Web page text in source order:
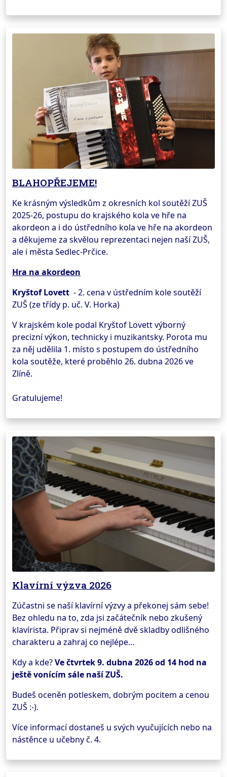
BLAHOPŘEJEME!
Ke krásným výsledkům z okresních kol soutěží ZUŠ
2025-26, postupu do krajského kola ve hře na
akordeon a i do ústředního kola ve hře na akordeon
a děkujeme za skvělou reprezentaci nejen naší ZUŠ,
ale i města Sedlec-Prčice.
Hra na akordeon
Kryštof Lovett - 2. cena v ústředním kole soutěží
ZUŠ (ze třídy p. uč. V. Horka)
V krajském kole podal Kryštof Lovett výborný
precizní výkon, technicky i muzikantsky. Porota mu
za něj udělila 1. místo s postupem do ústředního
kola soutěže, které proběhlo 26. dubna 2026 ve
Zlíně.
Gratulujeme!
Klavírní výzva 2026
Zúčastni se naší klavírní výzvy a překonej sám sebe!
Bez ohledu na to, zda jsi začátečník nebo zkušený
klavírista. Připrav si nejméně dvě skladby odlišného
charakteru a zahraj co nejlépe…
Kdy a kde?Ve čtvrtek 9. dubna 2026 od 14 hod na
ještě vonícím sále naší ZUŠ.
Budeš oceněn potleskem, dobrým pocitem a cenou
ZUŠ :-).
Více informací dostaneš u svých vyučujících nebo na
nástěnce u učebny č. 4.